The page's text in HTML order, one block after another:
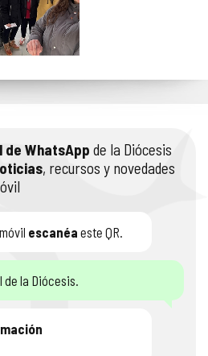
WhatsApp de la Diócesis
, recursos y novedades
escanéa este QR.
de la Diócesis.